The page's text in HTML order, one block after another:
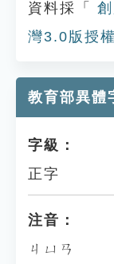
資料採「
灣3.0版授
教育部異體
字級：
正字
注音：
ㄐㄩㄢ